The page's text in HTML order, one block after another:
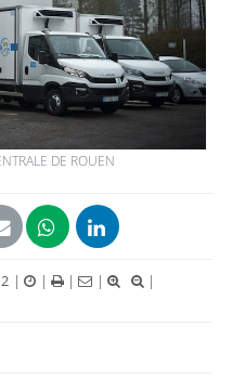
DE ROUEN
| | | |
|